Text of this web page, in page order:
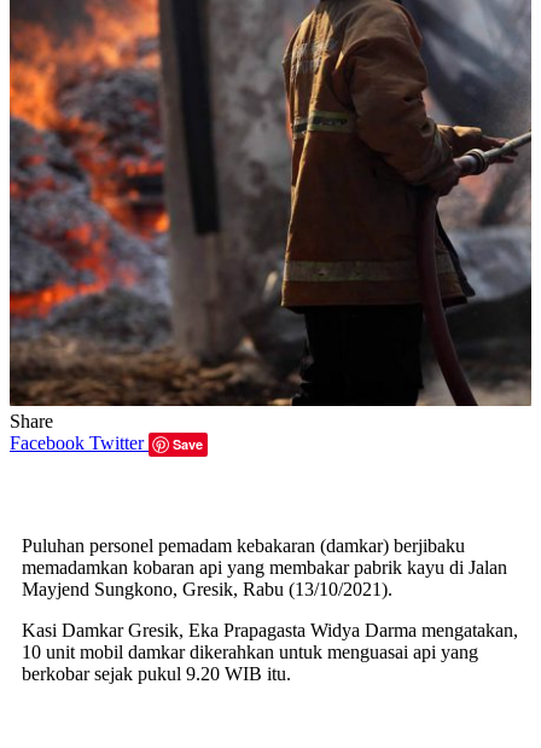
Share
Facebook Twitter Save
Puluhan personel pemadam kebakaran (damkar) berjibaku
memadamkan kobaran api yang membakar pabrik kayu di Jalan
Mayjend Sungkono, Gresik, Rabu (13/10/2021).
Kasi Damkar Gresik, Eka Prapagasta Widya Darma mengatakan,
10 unit mobil damkar dikerahkan untuk menguasai api yang
berkobar sejak pukul 9.20 WIB itu.